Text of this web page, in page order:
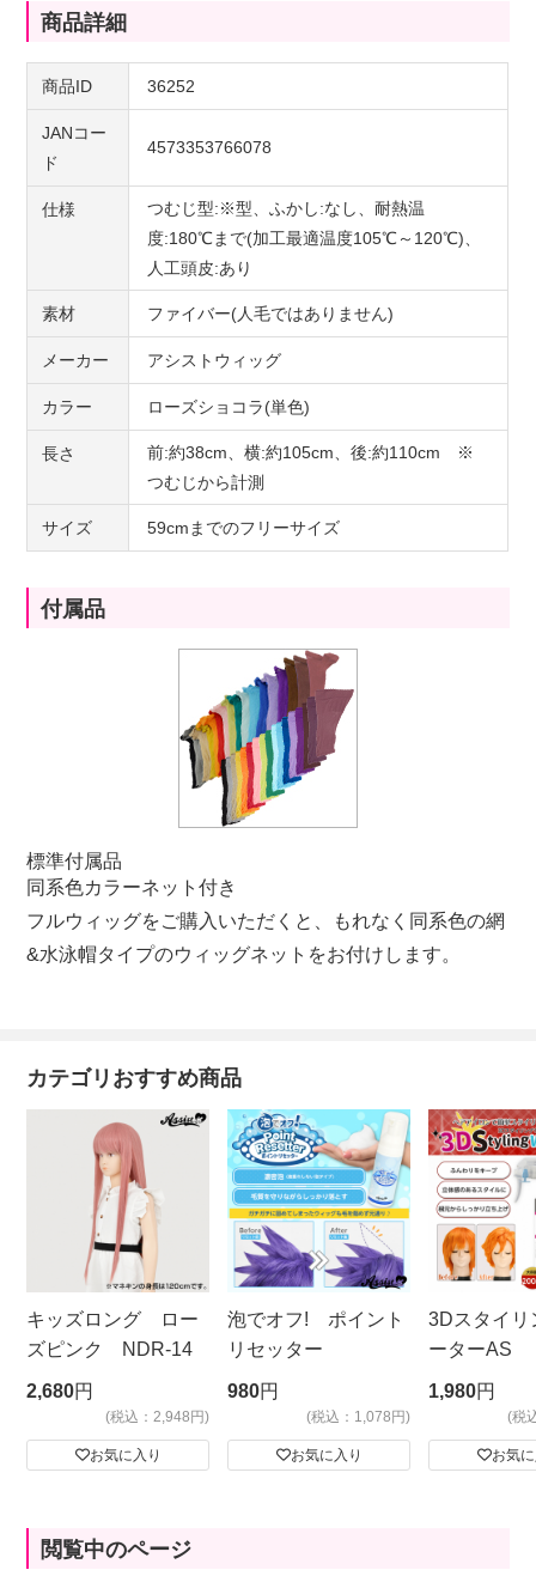
商品詳細
商品ID 36252
JANコー
ド
4573353766078
仕様
つむじ型:※型、ふかし:なし、耐熱温
度:180℃まで(加工最適温度105℃～120℃)、
人工頭皮:あり
素材 ファイバー(人毛ではありません)
メーカー アシストウィッグ
カラー ローズショコラ(単色)
長さ
前:約38cm、横:約105cm、後:約110cm ※
つむじから計測
サイズ 59cmまでのフリーサイズ
付属品
標準付属品
同系色カラーネット付き
フルウィッグをご購入いただくと、もれなく同系色の網
&水泳帽タイプのウィッグネットをお付けします。
カテゴリおすすめ商品
キッズロング ロー
ズピンク NDR-14
2,680円
(税込：2,948円)
お気に入り
泡でオフ! ポイント
リセッター
980円
(税込：1,078円)
お気に入り
3Dスタイリ
ーターAS
ビッグサイ
1,980円
(税
お気
閲覧中のページ